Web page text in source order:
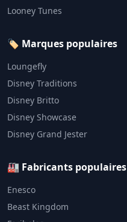
Looney Tunes
🏷️ Marques populaires
Loungefly
Disney Traditions
Disney Britto
Disney Showcase
Disney Grand Jester
🏭 Fabricants populaires
Enesco
Beast Kingdom